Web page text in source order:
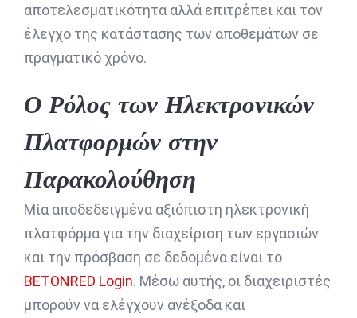
αποτελεσματικότητα αλλά επιτρέπει και τον
έλεγχο της κατάστασης των αποθεμάτων σε
πραγματικό χρόνο.
Ο Ρόλος των Ηλεκτρονικών
Πλατφορμών στην
Παρακολούθηση
Μία αποδεδειγμένα αξιόπιστη ηλεκτρονική
πλατφόρμα για την διαχείριση των εργασιών
και την πρόσβαση σε δεδομένα είναι το
BETONRED Login. Μέσω αυτής, οι διαχειριστές
μπορούν να ελέγχουν ανέξοδα και